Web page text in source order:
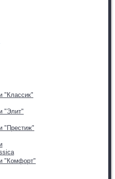
"Классик"
"Элит"
"Престиж"
"Комфорт"